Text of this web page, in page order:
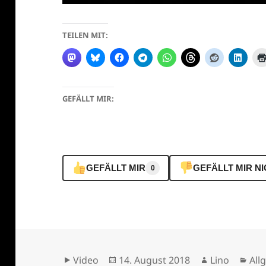
TEILEN MIT:
GEFÄLLT MIR:
GEFÄLLT MIR 0 GEFÄLLT MIR
Format
Video Veröffentlicht
14. August 2018 Autor
Lino